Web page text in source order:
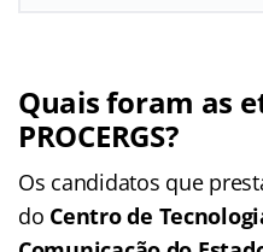
Quais foram as
PROCERGS?
Os candidatos que
do Centro de